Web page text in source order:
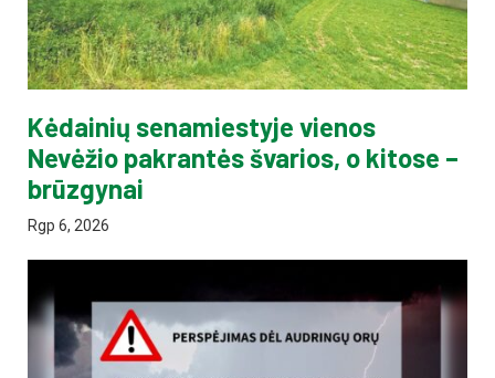
Kėdainių senamiestyje vienos
Nevėžio pakrantės švarios, o kitose –
brūzgynai
Rgp 6, 2026